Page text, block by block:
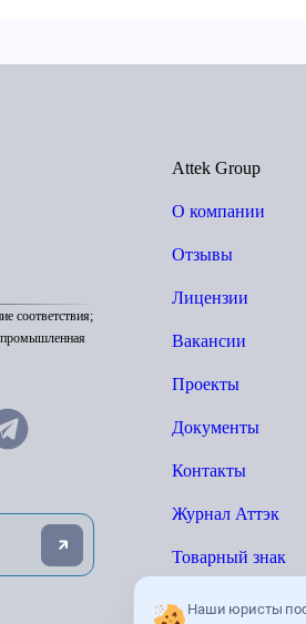
Наши юристы
соответствия;
промышленная
Attek Group
О компании
Отзывы
Лицензии
Вакансии
Проекты
Документы
Контакты
Журнал Аттэк
Товарный знак